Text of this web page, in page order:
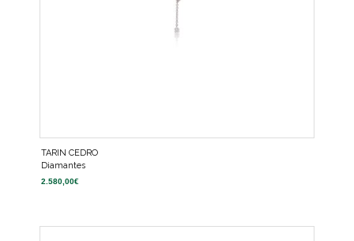
TARIN CEDRO
Diamantes
2.580,00€